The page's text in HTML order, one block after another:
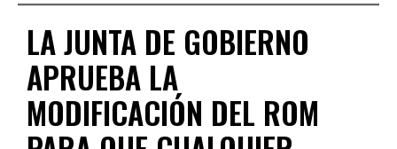
LA JUNTA DE GOBIERNO
APRUEBA LA
MODIFICACIÓN DEL ROM